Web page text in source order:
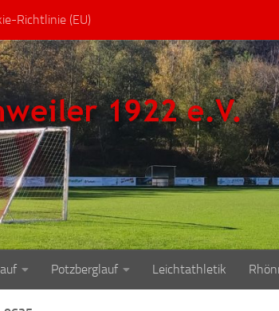
Richtlinie (EU)
Potzberglauf Leichtathletik